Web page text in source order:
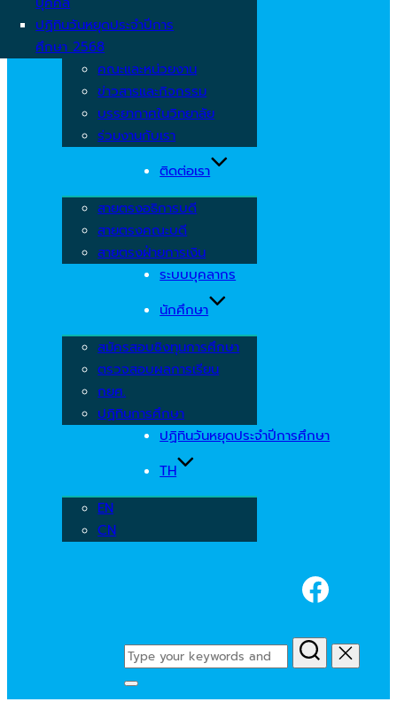
ปฏิทินวันหยุดประจำปีการ
ศึกษา 2568
คณะและหน่วยงาน
ข่าวสารและกิจกรรม
บรรยากาศในวิทยาลัย
ร่วมงานกับเรา
ติดต่อเรา
สายตรงอธิการบดี
สายตรงคณะบดี
สายตรงฝ่ายการเงิน
ระบบบุคลากร
นักศึกษา
สมัครสอบชิงทุนการศึกษา
ตรวจสอบผลการเรียน
กยศ.
ปฏิทินการศึกษา
ปฏิทินวันหยุดประจำปีการศึกษา
TH
EN
CN
Search
for:
Toggle